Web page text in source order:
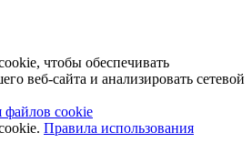
чтобы обеспечивать
веб-сайта и анализировать сетевой
файлов cookie
Правила использования